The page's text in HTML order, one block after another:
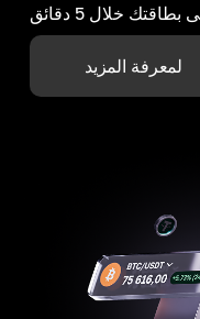
خلال 5 دقائق
لمعرفة المزيد